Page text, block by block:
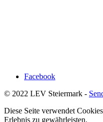
Facebook
© 2022 LEV Steiermark -
Diese Seite verwendet
Erlebnis zu gewährleisten.